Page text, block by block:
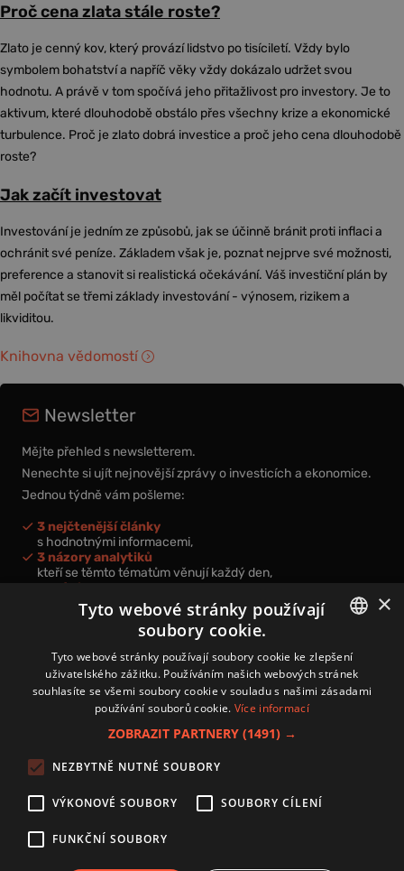
Proč cena zlata stále roste?
Zlato je cenný kov, který provází lidstvo po tisíciletí. Vždy bylo
symbolem bohatství a napříč věky vždy dokázalo udržet svou
hodnotu. A právě v tom spočívá jeho přitažlivost pro investory. Je to
aktivum, které dlouhodobě obstálo přes všechny krize a ekonomické
turbulence. Proč je zlato dobrá investice a proč jeho cena dlouhodobě
roste?
Jak začít investovat
Investování je jedním ze způsobů, jak se účinně bránit proti inflaci a
ochránit své peníze. Základem však je, poznat nejprve své možnosti,
preference a stanovit si realistická očekávání. Váš investiční plán by
měl počítat se třemi základy investování - výnosem, rizikem a
likviditou.
Knihovna vědomostí
Newsletter
Mějte přehled s newsletterem.
Nenechte si ujít nejnovější zprávy o investicích a ekonomice.
Jednou týdně vám pošleme:
3 nejčtenější články
s hodnotnými informacemi,
3 názory analytiků
kteří se těmto tématům věnují každý den,
nová videa a podcasty
k prohloubení vašich znalostí.
Přihlášením k newsletteru vyjadřujete svůj souhlas spodmínkami
zpracování osobních údajů.
Zásady používání souborů cookies
Autoři
Nastavení cookies
CZECH
×
Tyto webové stránky používají
soubory cookie.
Tyto webové stránky používají soubory cookie ke zlepšení
uživatelského zážitku. Používáním našich webových stránek
souhlasíte se všemi soubory cookie v souladu s našimi zásadami
používání souborů cookie. Více informací
ZOBRAZIT PARTNERY (1491) →
NEZBYTNĚ NUTNÉ SOUBORY
VÝKONOVÉ SOUBORY SOUBORY CÍLENÍ
FUNKČNÍ SOUBORY